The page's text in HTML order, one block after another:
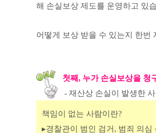
해 손실보상 제도를 운영하고 있
어떻게 보상 받을 수 있는지 한번
첫째, 누가 손실보상을 청
- 재산상 손실이 발생한
책임이 없는 사람이란?
▸경찰관이 범인 검거, 범죄 의